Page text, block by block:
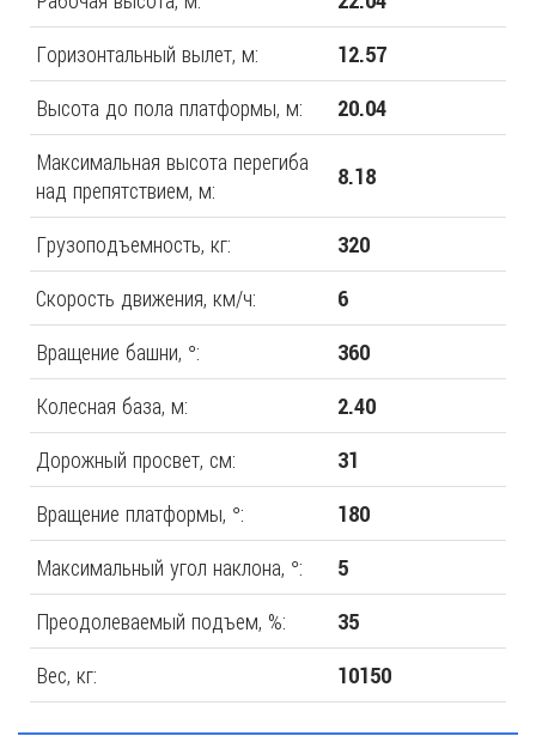
Горизонтальный вылет, м: 12.57
Высота до пола платформы, м: 20.04
Максимальная высота перегиба
над препятствием, м:
8.18
Грузоподъемность, кг: 320
Скорость движения, км/ч: 6
Вращение башни, °: 360
Колесная база, м: 2.40
Дорожный просвет, см: 31
Вращение платформы, °: 180
Максимальный угол наклона, °: 5
Преодолеваемый подъем, %: 35
Вес, кг: 10150